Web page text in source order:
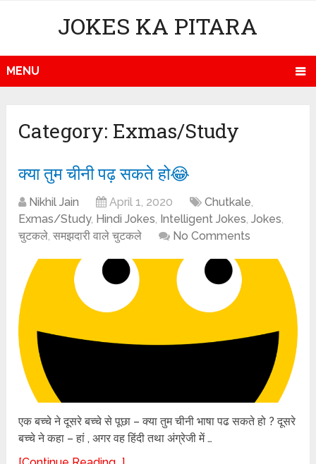
JOKES KA PITARA
MENU
Category: Exmas/Study
क्या तुम चीनी पढ़ सकते हो😂
Nikhil Jain April 1, 2020 Chutkale,
Exmas/Study, Hindi Jokes, Intelligent Jokes,Jokes,
चुटकले,समझदारी वाले चुटकले No Comments
एक बच्चे ने दूसरे बच्चे से पूछा – क्या तुम चीनी भाषा पढ सकते हो ? दूसरे
बच्चे ने कहा – हां , अगर वह हिंदी तथा अंग्रेजी में …